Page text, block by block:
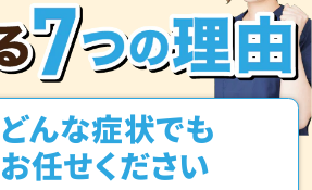
どんな症状でも
お任せください